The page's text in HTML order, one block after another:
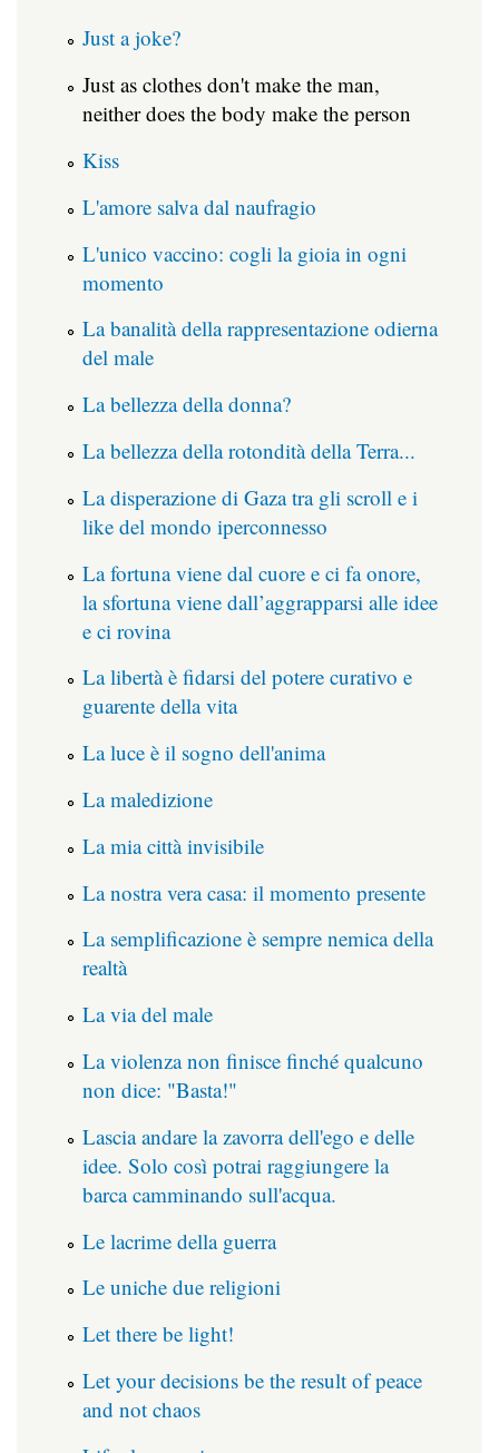
Just a joke?
Just as clothes don't make the man,
neither does the body make the person
Kiss
L'amore salva dal naufragio
L'unico vaccino: cogli la gioia in ogni
momento
La banalità della rappresentazione odierna
del male
La bellezza della donna?
La bellezza della rotondità della Terra...
La disperazione di Gaza tra gli scroll e i
like del mondo iperconnesso
La fortuna viene dal cuore e ci fa onore,
la sfortuna viene dall’aggrapparsi alle idee
e ci rovina
La libertà è fidarsi del potere curativo e
guarente della vita
La luce è il sogno dell'anima
La maledizione
La mia città invisibile
La nostra vera casa: il momento presente
La semplificazione è sempre nemica della
realtà
La via del male
La violenza non finisce finché qualcuno
non dice: "Basta!"
Lascia andare la zavorra dell'ego e delle
idee. Solo così potrai raggiungere la
barca camminando sull'acqua.
Le lacrime della guerra
Le uniche due religioni
Let there be light!
Let your decisions be the result of peace
and not chaos